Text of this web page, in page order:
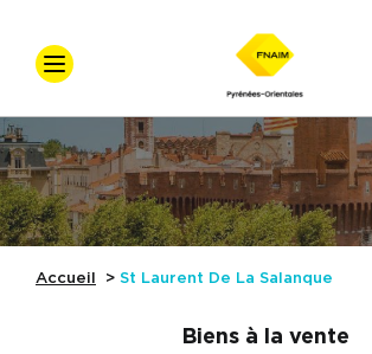
Qui
Nos
Accueil St Laurent De La Salanque
Biens à la vente